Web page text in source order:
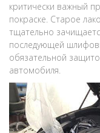
критически важный
покраске. Старое
тщательно
последующей
обязательной
автомобиля.